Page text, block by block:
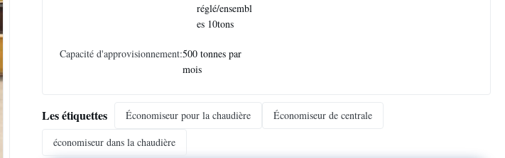
réglé/ensembl
es 10tons
Capacité d'approvisionnement:500 tonnes par
mois
Les étiquettes Économiseur pour la chaudière
Économiseur de centrale
économiseur dans la chaudière